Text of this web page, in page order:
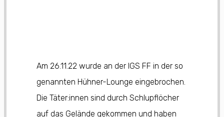
Am 26.11.22 wurde an der IGS FF in der so
genannten Hühner-Lounge eingebrochen.
Die Täter:innen sind durch Schlupflöcher
auf das Gelände gekommen und haben